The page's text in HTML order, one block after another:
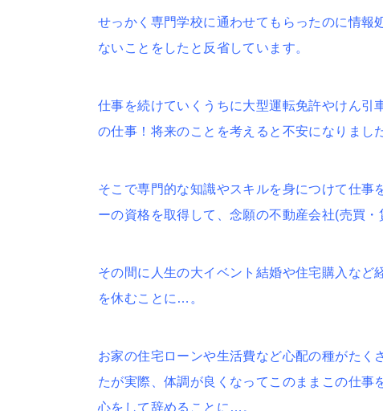
せっかく専門学校に通わせてもらったのに情報
ないことをしたと反省しています。
仕事を続けていくうちに大型運転免許やけん引
の仕事！将来のことを考えると不安になりまし
そこで専門的な知識やスキルを身につけて仕
ーの資格を取得して、念願の不動産会社(売買・
その間に人生の大イベント結婚や住宅購入な
を休むことに…。
お家の住宅ローンや生活費など心配の種がた
たが実際、体調が良くなってこのままこの仕
心をして辞めることに…。